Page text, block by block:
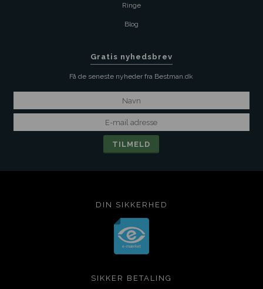
Ringe
Blog
Gratis nyhedsbrev
Få de seneste nyheder fra Bestman.dk
DIN SIKKERHED
SIKKER BETALING